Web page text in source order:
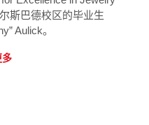
斯巴德校区的毕业生
Aulick。